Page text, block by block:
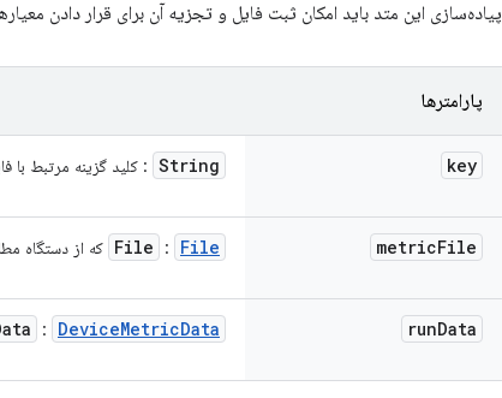
پیاده‌سازی این متد باید امکان ثبت فایل و تجزیه آن برای قرار دادن
پارامترها
key
String : کلید گزینه مرتبط با
metricFile
File : File که از دستگاه
runData
: DeviceMetricData